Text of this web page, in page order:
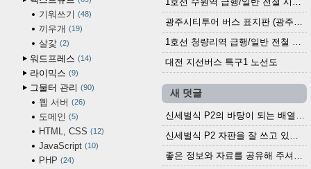
기워쓰기 48
끼우개 19
살갗 2
워드프레스 14
라이믹스 9
그물터 관리 90
웹 서버 26
도메인 5
HTML, CSS 12
JavaScript 10
PHP 24
광주시티투어 버스 표지판 (광주역 정류장) (2024?)
1호선 청량리역 급행/일반 전철 시간표 · 노선도 (2025.12.30~)
대전 지선버스 특구1 노선도
새 덧글
신세벌식 P2의 바탕이 되는 배열이나 주요 기능...
신세벌식 P2 자판을 잘 쓰고 있습니다. 쓰기 편리...
좋은 정보와 자료를 공유해 주셔서 고맙습니다....